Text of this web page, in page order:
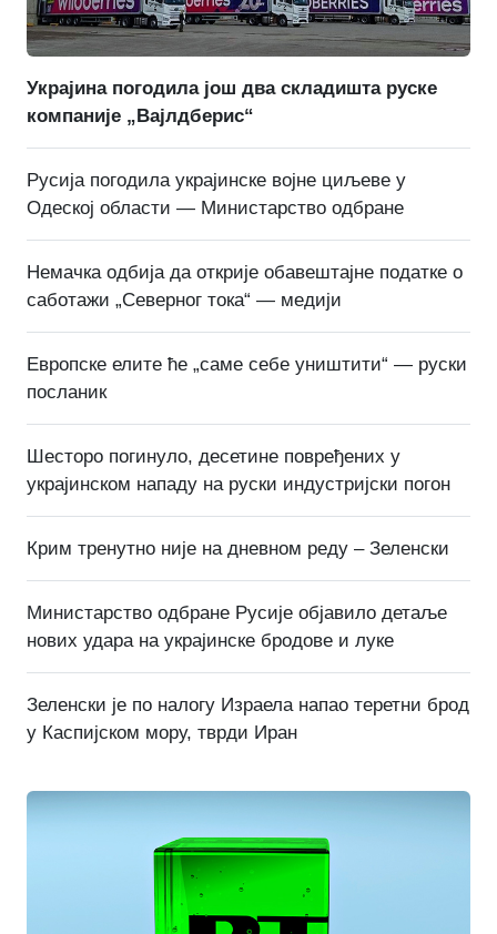
Украјина погодила још два складишта руске
компаније „Вајлдберис“
Русија погодила украјинске војне циљеве у
Одеској области — Министарство одбране
Немачка одбија да открије обавештајне податке о
саботажи „Северног тока“ — медији
Европске елите ће „саме себе уништити“ — руски
посланик
Шесторо погинуло, десетине повређених у
украјинском нападу на руски индустријски погон
Крим тренутно није на дневном реду – Зеленски
Министарство одбране Русије објавило детаље
нових удара на украјинске бродове и луке
Зеленски је по налогу Израела напао теретни брод
у Каспијском мору, тврди Иран